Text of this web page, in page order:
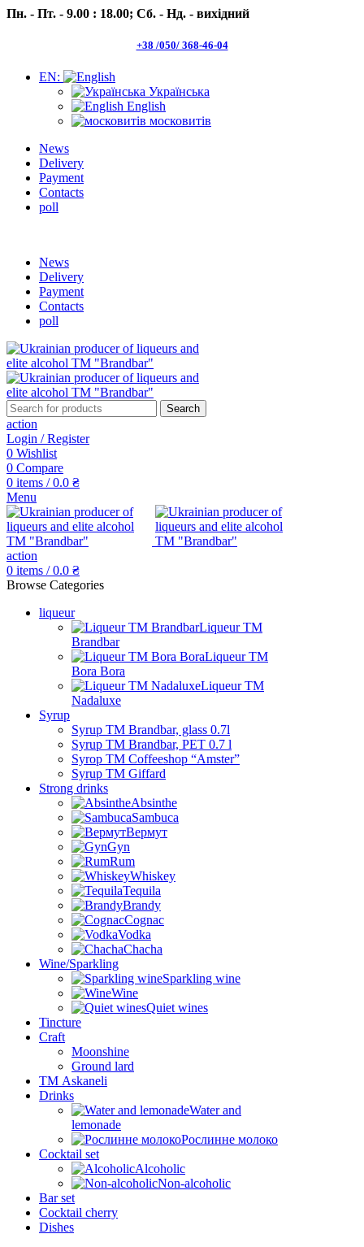
Пн. - Пт. - 9.00 : 18.00; Сб. - Нд. - вихідний
+38 /050/ 368-46-04
EN:
Українська
English
московитів
News
Delivery
Payment
Contacts
poll
News
Delivery
Payment
Contacts
poll
Search
action
Login / Register
0 Wishlist
0 Compare
0 items / 0.0 ₴
Menu
action
0 items / 0.0 ₴
Browse Categories
liqueur
Liqueur TM
Brandbar
Liqueur TM
Bora Bora
Liqueur TM
Nadaluxe
Syrup
Syrup TM Brandbar, glass 0.7l
Syrup TM Brandbar, PET 0.7 l
Syrop TM Coffeeshop “Amster”
Syrup TM Giffard
Strong drinks
Absinthe
Sambuca
Вермут
Gyn
Rum
Whiskey
Tequila
Brandy
Cognac
Vodka
Chacha
Wine/Sparkling
Sparkling wine
Wine
Quiet wines
Tincture
Craft
Moonshine
Ground lard
ТМ Askaneli
Drinks
Water and
lemonade
Рослинне молоко
Cocktail set
Alcoholic
Non-alcoholic
Bar set
Cocktail cherry
Dishes